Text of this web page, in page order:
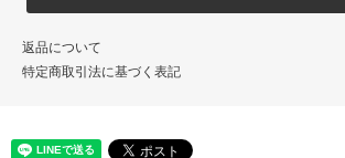
返品について
特定商取引法に基づく表記